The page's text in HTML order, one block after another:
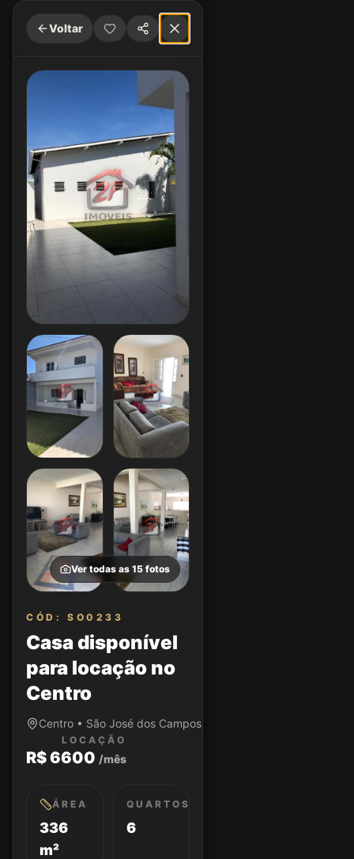
Voltar
Ver todas as 15 fotos
CÓD: SO0233
Casa disponível
para locação no
Centro
Centro • São José dos Campos/SP
LOCAÇÃO
R$ 6600 /mês
ÁREA
336
m²
QUARTOS
6